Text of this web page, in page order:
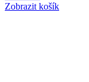
Zobrazit košík